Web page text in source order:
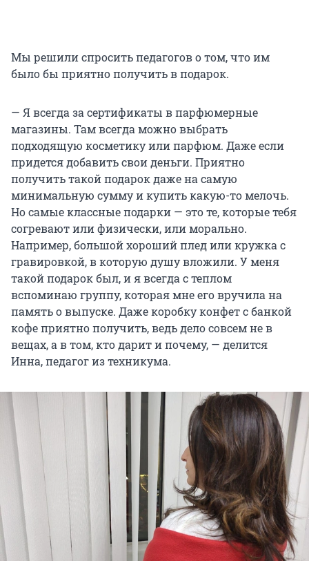
Мы решили спросить педагогов о том, что им
было бы приятно получить в подарок.
— Я всегда за сертификаты в парфюмерные
магазины. Там всегда можно выбрать
подходящую косметику или парфюм. Даже если
придется добавить свои деньги. Приятно
получить такой подарок даже на самую
минимальную сумму и купить какую-то мелочь.
Но самые классные подарки — это те, которые тебя
согревают или физически, или морально.
Например, большой хороший плед или кружка с
гравировкой, в которую душу вложили. У меня
такой подарок был, и я всегда с теплом
вспоминаю группу, которая мне его вручила на
память о выпуске. Даже коробку конфет с банкой
кофе приятно получить, ведь дело совсем не в
вещах, а в том, кто дарит и почему, — делится
Инна, педагог из техникума.